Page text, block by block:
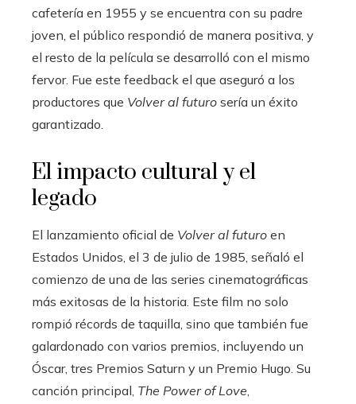
cafetería en 1955 y se encuentra con su padre
joven, el público respondió de manera positiva, y
el resto de la película se desarrolló con el mismo
fervor. Fue este feedback el que aseguró a los
productores que Volver al futuro sería un éxito
garantizado.
El impacto cultural y el
legado
El lanzamiento oficial de Volver al futuro en
Estados Unidos, el 3 de julio de 1985, señaló el
comienzo de una de las series cinematográficas
más exitosas de la historia. Este film no solo
rompió récords de taquilla, sino que también fue
galardonado con varios premios, incluyendo un
Óscar, tres Premios Saturn y un Premio Hugo. Su
canción principal, The Power of Love,